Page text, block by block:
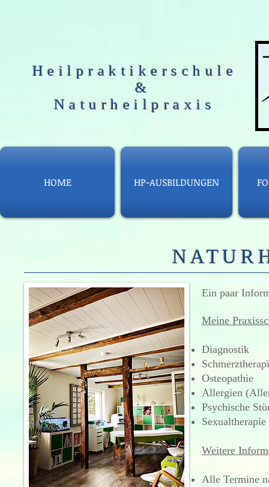
Heilpraktikerschule
&
Naturheilpraxis
HOME HP-AUSBILDUNGEN
Ein paar
Meine
Diagnostik
Osteopathie
Allergien
Psychische
Weitere
Alle Termine